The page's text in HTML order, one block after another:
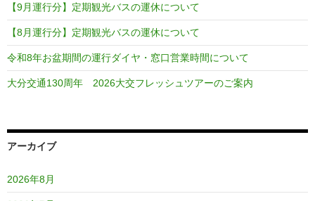
【9月運行分】定期観光バスの運休について
【8月運行分】定期観光バスの運休について
令和8年お盆期間の運行ダイヤ・窓口営業時間について
大分交通130周年 2026大交フレッシュツアーのご案内
アーカイブ
2026年8月